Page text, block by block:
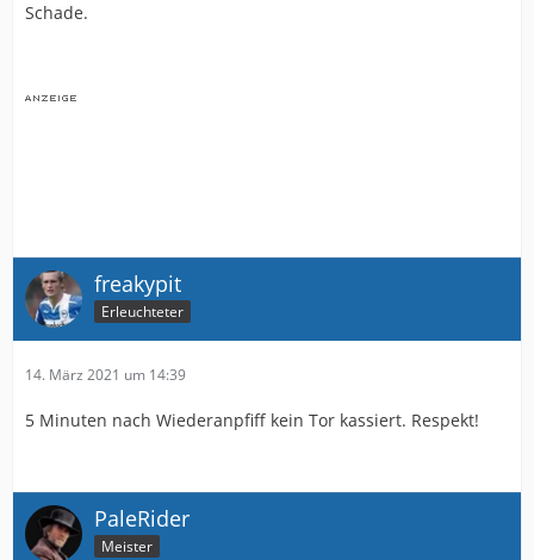
Schade.
freakypit
Erleuchteter
14. März 2021 um 14:39
5 Minuten nach Wiederanpfiff kein Tor kassiert. Respekt!
PaleRider
Meister